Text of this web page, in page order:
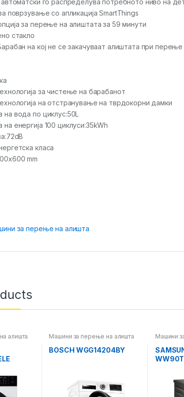
го распределува потребното ниво на
поврзување со апликација SmartThings
за перење на алиштата за 59 минути
стакло
на кој не се закачуваат алиштата при перење
за чистење на барабанот
на отстранување на тврдокорни дамки
на вода по циклус:50L
енергија 100 циклуси:35kWh
класа
mm
за перење на алишта
алишта Машини за перење на алишта
BOSCH WGG14204BY
Машини